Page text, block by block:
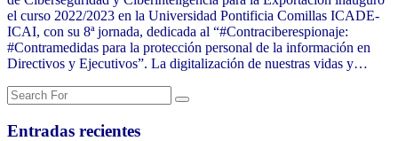
el curso 2022/2023 en la Universidad Pontificia Comillas ICADE-
ICAI, con su 8ª jornada, dedicada al “#Contraciberespionaje:
#Contramedidas para la protección personal de la información en
Directivos y Ejecutivos”. La digitalización de nuestras vidas y…
Entradas recientes